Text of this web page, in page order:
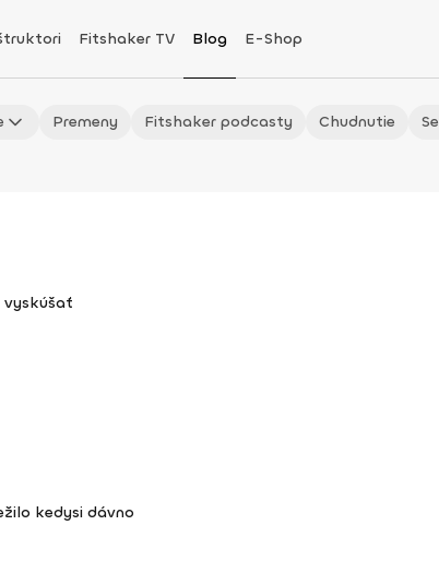
Fitshaker TV Blog E-Shop
Premeny Fitshaker podcasty Chudnutie
kedysi dávno